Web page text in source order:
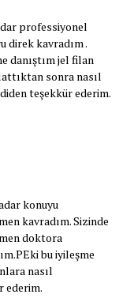
professiyonel
direk kavradım .
danıştım jel filan
sonra nasıl
teşekkür ederim.
konuyu
kavradım. Sizinde
doktora
bu iyileşme
nasıl
ederim.